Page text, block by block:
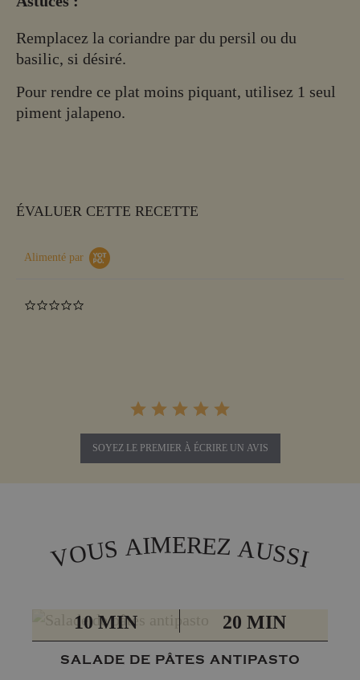
Remplacez la coriandre par du persil ou du
basilic, si désiré.
Pour rendre ce plat moins piquant, utilisez 1 seul
piment jalapeno.
ÉVALUER CETTE RECETTE
Alimenté par
SOYEZ LE PREMIER À ÉCRIRE UN AVIS
VOUS AIMEREZ AUSSI
10 MIN 20 MIN
SALADE DE PÂTES ANTIPASTO